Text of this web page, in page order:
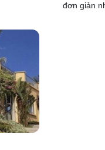
đơn giản